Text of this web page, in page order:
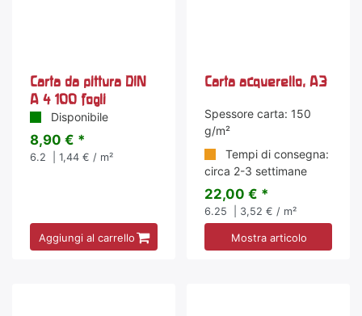
Carta da pittura DIN
A 4 100 fogli
Disponibile
8,90 € *
6.2 | 1,44 € / m²
Aggiungi al carrello
Carta acquerello, A3
Spessore carta: 150
g/m²
Tempi di consegna:
circa 2-3 settimane
22,00 € *
6.25 | 3,52 € / m²
Mostra articolo